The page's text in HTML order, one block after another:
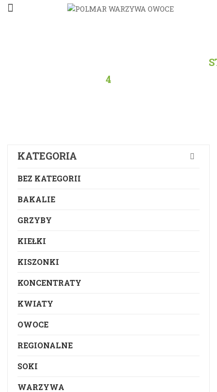
4
KATEGORIA
BEZ KATEGORII
BAKALIE
GRZYBY
KIEŁKI
KISZONKI
KONCENTRATY
KWIATY
OWOCE
REGIONALNE
SOKI
WARZYWA